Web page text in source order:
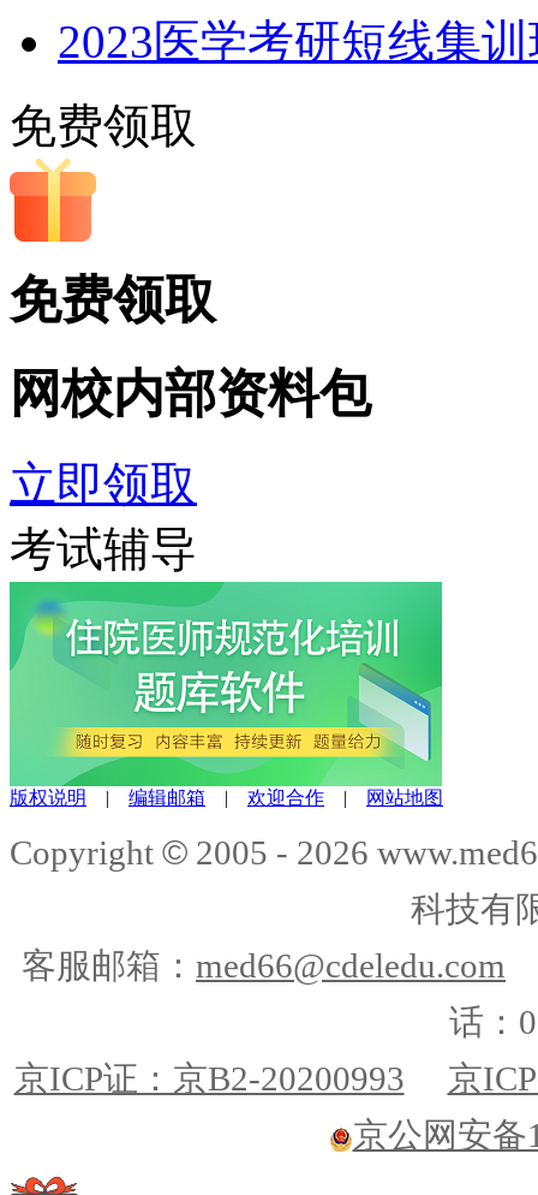
2023医学考研短线集
免费领取
免费领取
网校内部资料包
立即领取
考试辅导
版权说明 编辑邮箱 欢迎合作 网站地图
Copyright © 2005 - 2026
科技有
客服邮箱： med66@cdeledu.com
话：
京ICP证：京B2-20200993
京
京公网安备